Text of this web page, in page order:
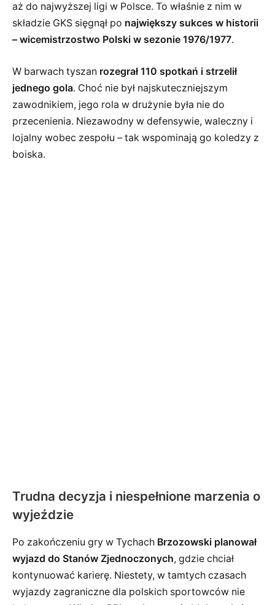
aż do najwyższej ligi w Polsce. To właśnie z nim w
składzie GKS sięgnął po największy sukces w historii
– wicemistrzostwo Polski w sezonie 1976/1977.
W barwach tyszan rozegrał 110 spotkań i strzelił
jednego gola. Choć nie był najskuteczniejszym
zawodnikiem, jego rola w drużynie była nie do
przecenienia. Niezawodny w defensywie, waleczny i
lojalny wobec zespołu – tak wspominają go koledzy z
boiska.
Trudna decyzja i niespełnione marzenia o
wyjeździe
Po zakończeniu gry w Tychach Brzozowski planował
wyjazd do Stanów Zjednoczonych, gdzie chciał
kontynuować karierę. Niestety, w tamtych czasach
wyjazdy zagraniczne dla polskich sportowców nie